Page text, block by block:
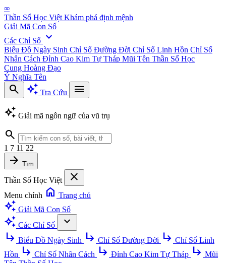
∞
Thần Số Học Việt Khám phá định mệnh
Giải Mã Con Số
Các Chỉ Số expand_more
Biểu Đồ Ngày Sinh Chỉ Số Đường Đời Chỉ Số Linh Hồn Chỉ Số
Nhân Cách Đỉnh Cao Kim Tự Tháp Mũi Tên Thần Số Học
Cung Hoàng Đạo
Ý Nghĩa Tên
search auto_awesome Tra Cứu
menu
auto_awesome Giải mã ngôn ngữ của vũ trụ
search
1 7 11 22
arrow_forward Tìm
Thần Số Học Việt close
Menu chính home Trang chủ
auto_awesome Giải Mã Con Số
auto_awesome Các Chỉ Số
expand_more
subdirectory_arrow_right Biểu Đồ Ngày Sinh subdirectory_arrow_right Chỉ Số Đường Đời subdirectory_arrow_right Chỉ Số Linh
Hồn subdirectory_arrow_right Chỉ Số Nhân Cách subdirectory_arrow_right Đỉnh Cao Kim Tự Tháp subdirectory_arrow_right Mũi